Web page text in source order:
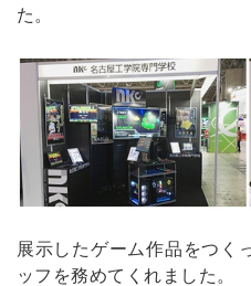
た。
展示したゲーム作品をつく
ッフを務めてくれました。